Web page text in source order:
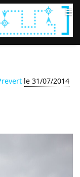
≡
le 31/07/2014